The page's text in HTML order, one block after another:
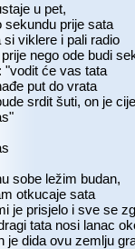
u pet,
sekundu prije sata
si viklere i pali radio
nego ode budi
"vodit će vas tata
put do vrata
srdit šuti, on je
sobe ležim budan,
otkucaje sata
je prisjelo i sve se
tata nosi lanac
je dida ovu zemlju